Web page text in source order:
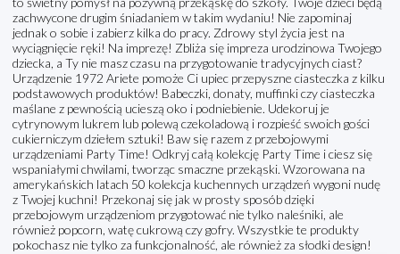
zachwycone drugim śniadaniem w takim wydaniu! Nie zapominaj
jednak o sobie i zabierz kilka do pracy. Zdrowy styl życia jest na
wyciągnięcie ręki! Na imprezę! Zbliża się impreza urodzinowa Twojego
dziecka, a Ty nie masz czasu na przygotowanie tradycyjnych ciast?
Urządzenie 1972 Ariete pomoże Ci upiec przepyszne ciasteczka z kilku
podstawowych produktów! Babeczki, donaty, muffinki czy ciasteczka
maślane z pewnością ucieszą oko i podniebienie. Udekoruj je
cytrynowym lukrem lub polewą czekoladową i rozpieść swoich gości
cukierniczym dziełem sztuki! Baw się razem z przebojowymi
urządzeniami Party Time! Odkryj całą kolekcję Party Time i ciesz się
wspaniałymi chwilami, tworząc smaczne przekąski. Wzorowana na
amerykańskich latach 50 kolekcja kuchennych urządzeń wygoni nudę
z Twojej kuchni! Przekonaj się jak w prosty sposób dzięki
przebojowym urządzeniom przygotować nie tylko naleśniki, ale
również popcorn, watę cukrową czy gofry. Wszystkie te produkty
pokochasz nie tylko za funkcjonalność, ale również za słodki design!